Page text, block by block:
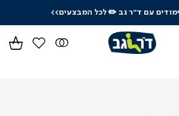
עם ד"ר גב✏️ לכל המבצעים>>